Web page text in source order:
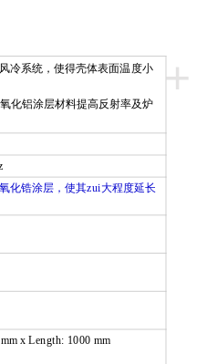
+
冷系统，使得壳体表面温度小
化铝涂层材料提高反射率及炉
氧化锆涂层，使其zui大程度延长
x Length: 1000 mm